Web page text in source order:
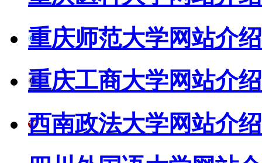
重庆师范大学网站介绍
重庆工商大学网站介绍
西南政法大学网站介绍